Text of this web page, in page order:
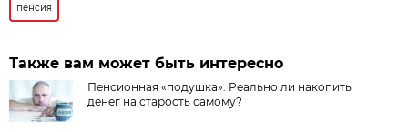
пенсия
Также вам может быть интересно
Пенсионная «подушка». Реально ли накопить
денег на старость самому?